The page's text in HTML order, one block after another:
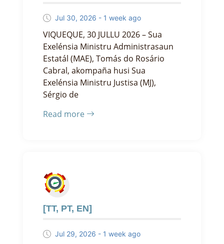
Jul 30, 2026 - 1 week ago
VIQUEQUE, 30 JULLU 2026 – Sua
Exelénsia Ministru Administrasaun
Estatál (MAE), Tomás do Rosário
Cabral, akompaña husi Sua
Exelénsia Ministru Justisa (MJ),
Sérgio de
Read more
[TT, PT, EN]
Jul 29, 2026 - 1 week ago